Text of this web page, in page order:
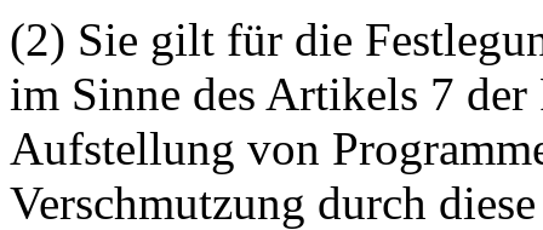
(2) Sie gilt für die
im Sinne des Artikels 7
Aufstellung von
Verschmutzung durch